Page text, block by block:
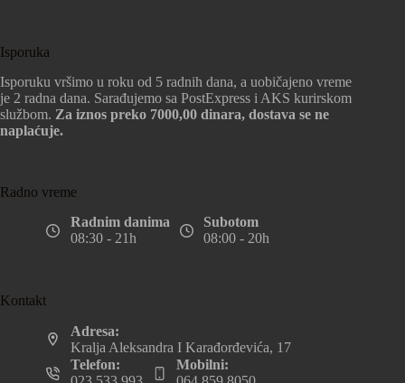
Isporuka
Isporuku vršimo u roku od 5 radnih dana, a uobičajeno vreme
je 2 radna dana. Sarađujemo sa PostExpress i AKS kurirskom
službom. Za iznos preko 7000,00 dinara, dostava se ne
naplaćuje.
Radno vreme
Radnim danima
08:30 - 21h
Subotom
08:00 - 20h
Kontakt
Adresa:
Kralja Aleksandra I Karađorđevića, 17
Telefon:
Mobilni: